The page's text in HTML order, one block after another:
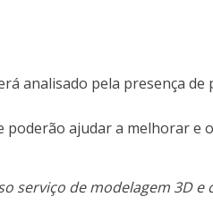
analisado pela presença
ajudar a melhorar e
serviço de modelagem 3D e